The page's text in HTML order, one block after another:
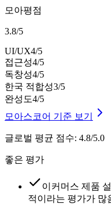
모아평점
3.8/5
UI/UX4/5
접근성4/5
독창성4/5
한국 적합성3/5
완성도4/5
모아스코어 기준 보기
글로벌 평균 점수: 4.8/5.0
좋은 평가
이커머스 제품
적이라는 평가가 많